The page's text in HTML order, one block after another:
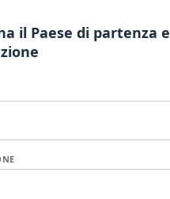
il Paese di partenza e